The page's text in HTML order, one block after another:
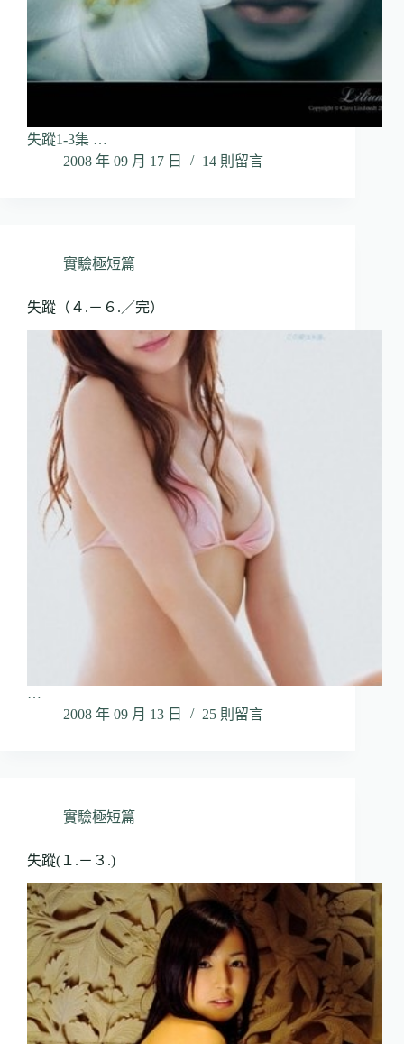
失蹤1-3集 …
2008 年 09 月 17 日
14 則留言
實驗極短篇
失蹤（４.－６.／完）
…
2008 年 09 月 13 日
25 則留言
實驗極短篇
失蹤(１.－３.)